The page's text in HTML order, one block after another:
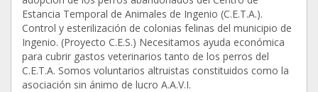
Estancia Temporal de Animales de Ingenio (C.E.T.A.).
Control y esterilización de colonias felinas del municipio de
Ingenio. (Proyecto C.E.S.) Necesitamos ayuda económica
para cubrir gastos veterinarios tanto de los perros del
C.E.T.A. Somos voluntarios altruistas constituidos como la
asociación sin ánimo de lucro A.A.V.I.